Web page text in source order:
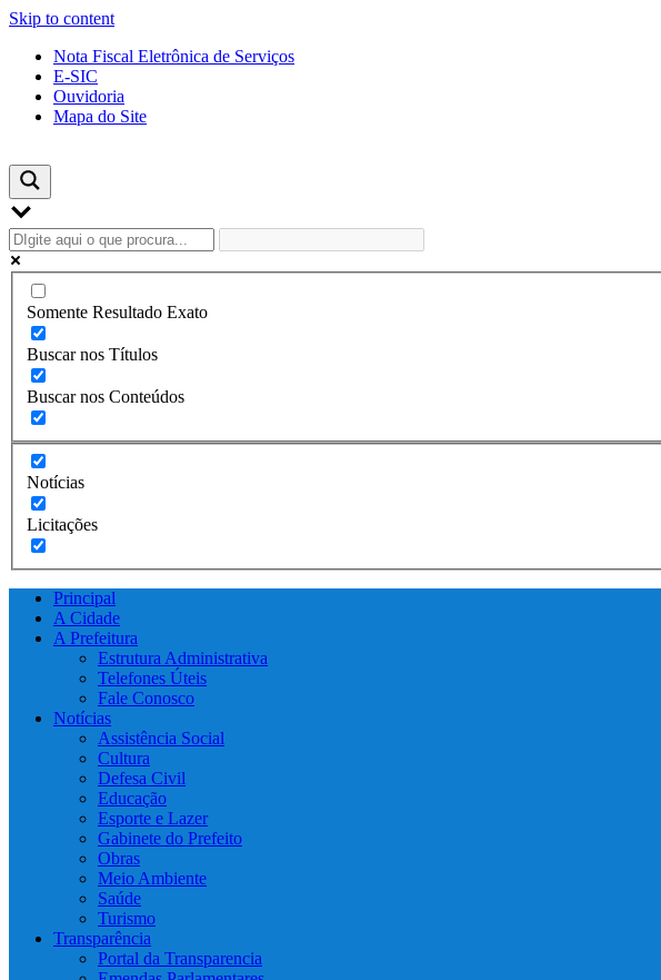
Skip to content
Nota Fiscal Eletrônica de Serviços
E-SIC
Ouvidoria
Mapa do Site
Somente Resultado Exato
Buscar nos Títulos
Buscar nos Conteúdos
Notícias
Licitações
Principal
A Cidade
A Prefeitura
Estrutura Administrativa
Telefones Úteis
Fale Conosco
Notícias
Assistência Social
Cultura
Defesa Civil
Educação
Esporte e Lazer
Gabinete do Prefeito
Obras
Meio Ambiente
Saúde
Turismo
Transparência
Portal da Transparencia